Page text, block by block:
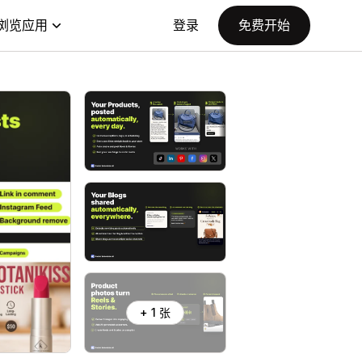
览应用 登录 免费开始
+ 1 张